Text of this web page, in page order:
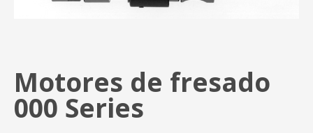
Motores de fresado
000 Series